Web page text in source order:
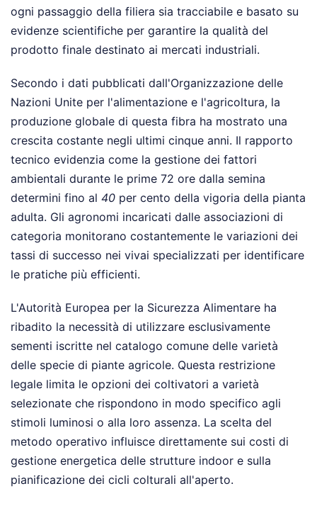
ogni passaggio della filiera sia tracciabile e basato su
evidenze scientifiche per garantire la qualità del
prodotto finale destinato ai mercati industriali.
Secondo i dati pubblicati dall'Organizzazione delle
Nazioni Unite per l'alimentazione e l'agricoltura, la
produzione globale di questa fibra ha mostrato una
crescita costante negli ultimi cinque anni. Il rapporto
tecnico evidenzia come la gestione dei fattori
ambientali durante le prime 72 ore dalla semina
determini fino al 40 per cento della vigoria della pianta
adulta. Gli agronomi incaricati dalle associazioni di
categoria monitorano costantemente le variazioni dei
tassi di successo nei vivai specializzati per identificare
le pratiche più efficienti.
L'Autorità Europea per la Sicurezza Alimentare ha
ribadito la necessità di utilizzare esclusivamente
sementi iscritte nel catalogo comune delle varietà
delle specie di piante agricole. Questa restrizione
legale limita le opzioni dei coltivatori a varietà
selezionate che rispondono in modo specifico agli
stimoli luminosi o alla loro assenza. La scelta del
metodo operativo influisce direttamente sui costi di
gestione energetica delle strutture indoor e sulla
pianificazione dei cicli colturali all'aperto.